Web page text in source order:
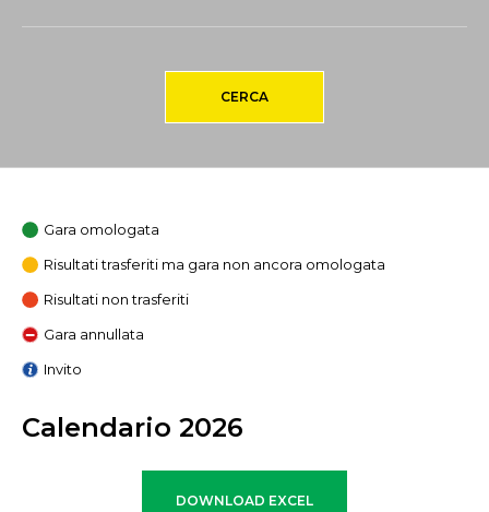
CERCA
Gara omologata
Risultati trasferiti ma gara non ancora omologata
Risultati non trasferiti
Gara annullata
Invito
Calendario 2026